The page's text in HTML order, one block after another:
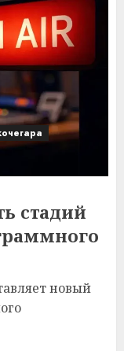
стадий
новый